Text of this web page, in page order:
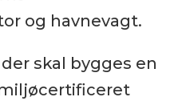
og havnevagt.
skal bygges en